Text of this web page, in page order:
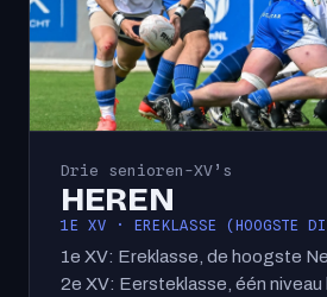
Drie senioren-XV’s
HEREN
1E XV · EREKLASSE (HOOGSTE
1e XV: Ereklasse, de hoogste
2e XV: Eersteklasse, één niveau